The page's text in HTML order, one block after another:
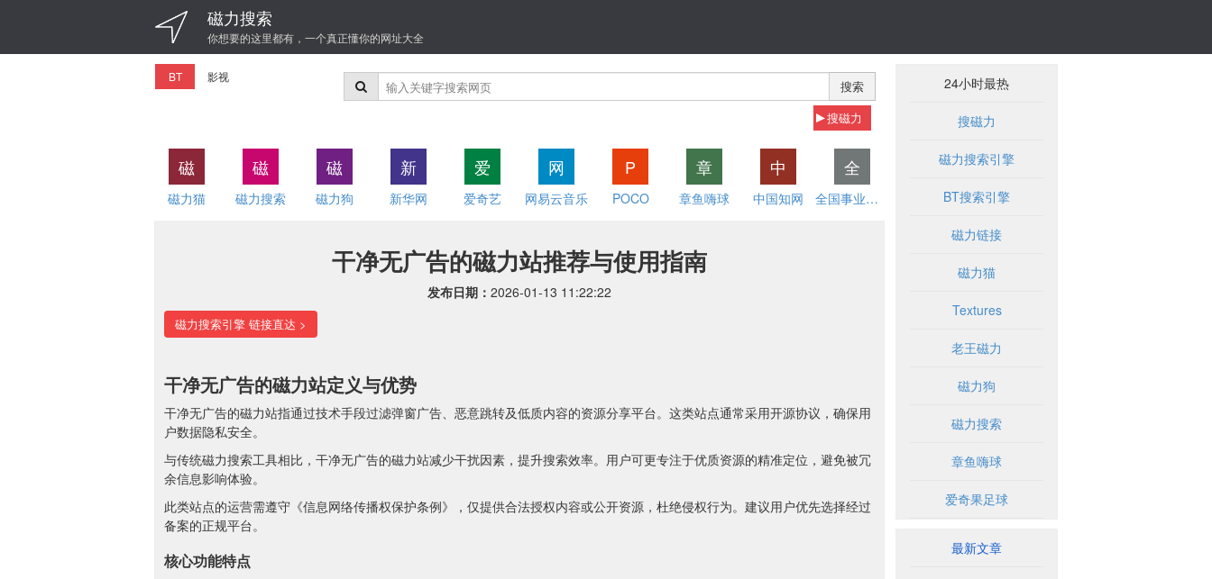
磁力搜索
你想要的这里都有，一个真正懂你的网址大全
BT 影视
搜索
搜磁力
磁
磁力猫
磁
磁力搜索
磁
磁力狗
新
新华网
爱
爱奇艺
网
网易云音乐
P
POCO
章
章鱼嗨球
中
中国知网
全
全国事业单位招聘网
干净无广告的磁力站推荐与使用指南
发布日期： 2026-01-13 11:22:22
磁力搜索引擎 链接直达 >
干净无广告的磁力站定义与优势
干净无广告的磁力站指通过技术手段过滤弹窗广告、恶意跳转及低质内容的资源分享平台。这类站点通常采用开源协议，确保用
户数据隐私安全。
与传统磁力搜索工具相比，干净无广告的磁力站减少干扰因素，提升搜索效率。用户可更专注于优质资源的精准定位，避免被冗
余信息影响体验。
此类站点的运营需遵守《信息网络传播权保护条例》，仅提供合法授权内容或公开资源，杜绝侵权行为。建议用户优先选择经过
备案的正规平台。
核心功能特点
24小时最热
搜磁力
磁力搜索引擎
BT搜索引擎
磁力链接
磁力猫
Textures
老王磁力
磁力狗
磁力搜索
章鱼嗨球
爱奇果足球
最新文章